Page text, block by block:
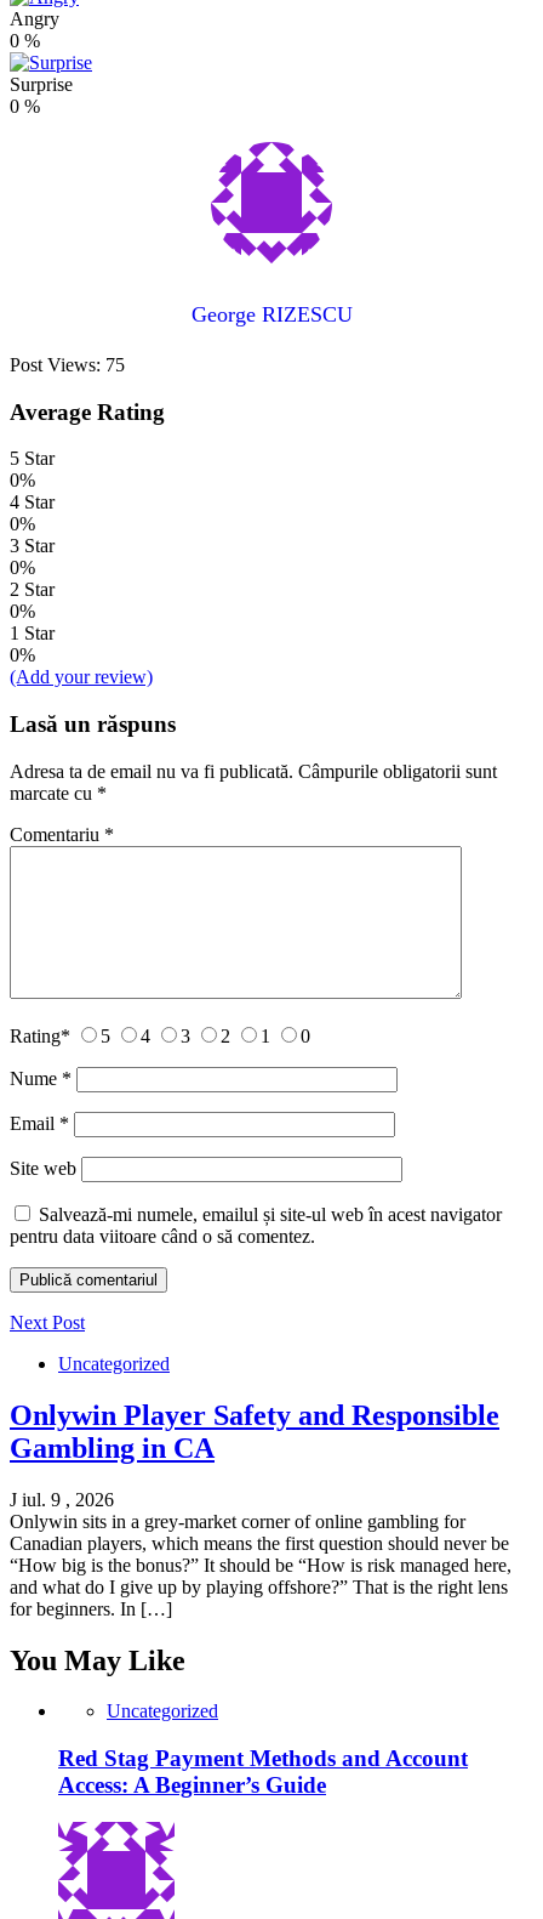
Angry
0 %
Surprise
0 %
George RIZESCU
Post Views: 75
Average Rating
5 Star
0%
4 Star
0%
3 Star
0%
2 Star
0%
1 Star
0%
(Add your review)
Lasă un răspuns
Adresa ta de email nu va fi publicată. Câmpurile obligatorii sunt
marcate cu *
Comentariu *
Rating* 5 4 3 2 1 0
Nume *
Email *
Site web
Salvează-mi numele, emailul și site-ul web în acest navigator
pentru data viitoare când o să comentez.
Next Post
Uncategorized
Onlywin Player Safety and Responsible
Gambling in CA
J iul. 9 , 2026
Onlywin sits in a grey-market corner of online gambling for
Canadian players, which means the first question should never be
“How big is the bonus?” It should be “How is risk managed here,
and what do I give up by playing offshore?” That is the right lens
for beginners. In […]
You May Like
Uncategorized
Red Stag Payment Methods and Account
Access: A Beginner’s Guide